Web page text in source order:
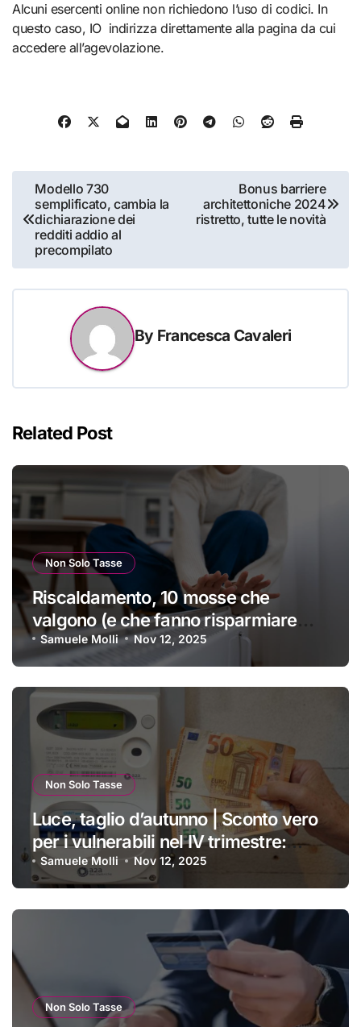
Alcuni esercenti online non richiedono l’uso di codici. In
questo caso, IO indirizza direttamente alla pagina da cui
accedere all’agevolazione.
Navigazione
articoli
Modello 730
semplificato, cambia la
dichiarazione dei
redditi addio al
precompilato
Bonus barriere
architettoniche 2024
ristretto, tutte le novità
By Francesca Cavaleri
Related Post
Non Solo Tasse
Riscaldamento, 10 mosse che
valgono (e che fanno risparmiare
tanti soldini) | I trucchi migliori per
passare un inverno spettacolare
Samuele Molli Nov 12, 2025
Non Solo Tasse
Luce, taglio d’autunno | Sconto vero
per i vulnerabili nel IV trimestre:
ecco a chi si applica e come
ottenerlo
Samuele Molli Nov 12, 2025
Non Solo Tasse